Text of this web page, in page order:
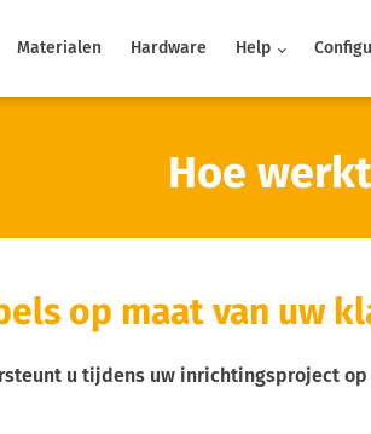
Materialen Hardware Help
Hoe
op maat van uw
u tijdens uw inrichtingsproject